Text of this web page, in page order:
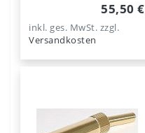
55,50 €
inkl. ges. MwSt. zzgl.
Versandkosten